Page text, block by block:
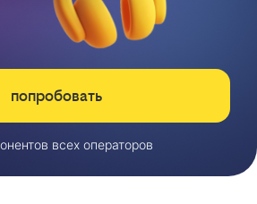
попробовать
всех операторов